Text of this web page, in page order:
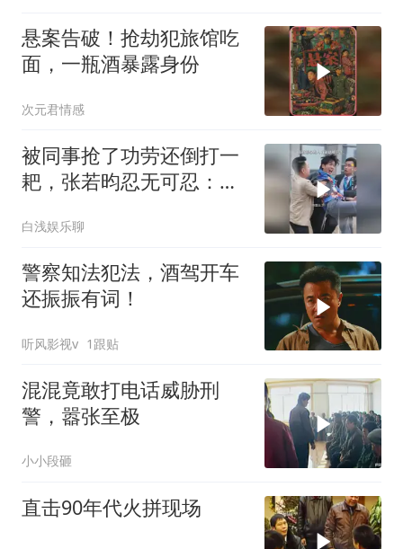
悬案告破！抢劫犯旅馆吃
面，一瓶酒暴露身份
次元君情感
被同事抢了功劳还倒打一
耙，张若昀忍无可忍：看
白浅娱乐聊
警察知法犯法，酒驾开车
还振振有词！
听风影视v 1跟贴
混混竟敢打电话威胁刑
警，嚣张至极
小小段砸
直击90年代火拼现场